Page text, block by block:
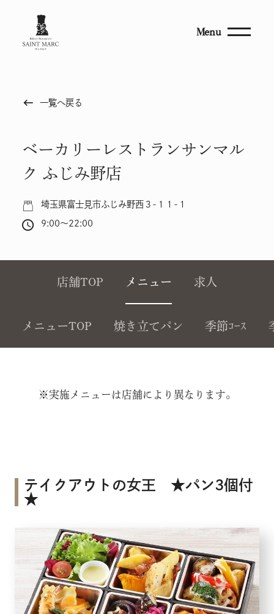
Menu
keyboard_backspace 一覧へ戻る
ベーカリーレストランサンマル
ク ふじみ野店
埼玉県富士見市ふじみ野西３-１１-１
9:00～22:00
店舗TOP メニュー 求人
メニューTOP 焼き立てパン 季節ｺｰｽ
※実施メニューは店舗により異なります。
テイクアウトの女王 ★パン3個付
★